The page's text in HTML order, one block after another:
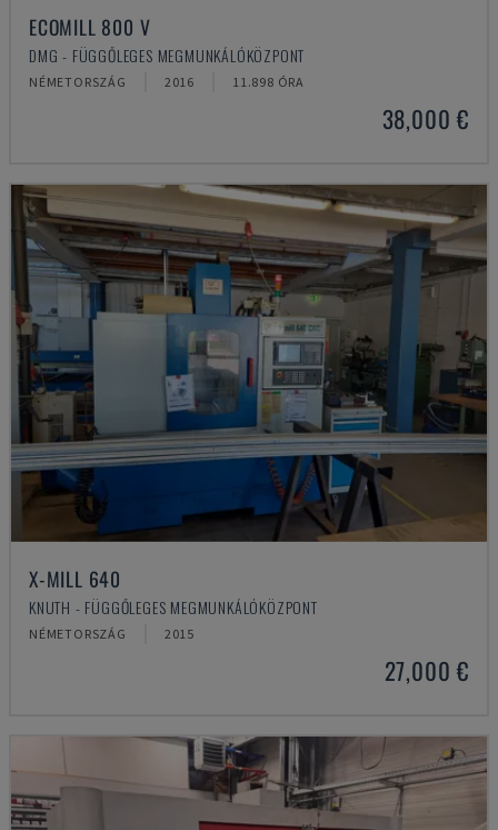
ECOMILL 800 V
DMG - FÜGGŐLEGES MEGMUNKÁLÓKÖZPONT
NÉMETORSZÁG 2016 11.898 ÓRA
38,000 €
X-MILL 640
KNUTH - FÜGGŐLEGES MEGMUNKÁLÓKÖZPONT
NÉMETORSZÁG 2015
27,000 €